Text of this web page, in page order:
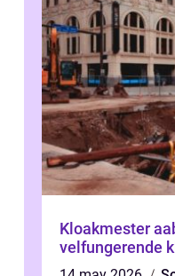
Kloakmester aabenraa
velfungerende